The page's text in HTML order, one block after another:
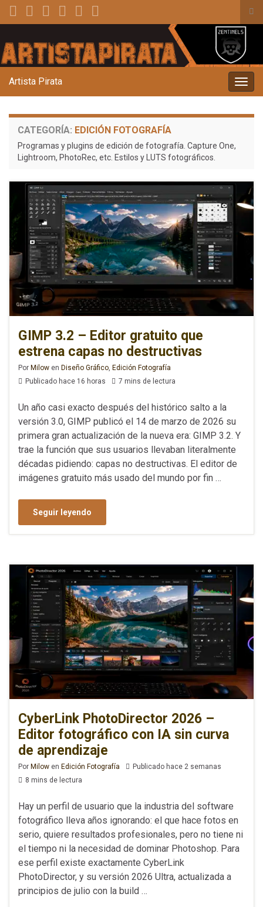
el
la
Artista Pirata
CATEGORÍA: EDICIÓN FOTOGRAFÍA
Programas y plugins de edición de fotografía. Capture One,
Lightroom, PhotoRec, etc. Estilos y LUTS fotográficos.
GIMP 3.2 – Editor gratuito que
estrena capas no destructivas
Por Milow en Diseño Gráfico, Edición Fotografía
Publicado hace 16 horas
7 mins de lectura
Un año casi exacto después del histórico salto a la
versión 3.0, GIMP publicó el 14 de marzo de 2026 su
primera gran actualización de la nueva era: GIMP 3.2. Y
trae la función que sus usuarios llevaban literalmente
décadas pidiendo: capas no destructivas. El editor de
imágenes gratuito más usado del mundo por fin …
Seguir leyendo
CyberLink PhotoDirector 2026 –
Editor fotográfico con IA sin curva
de aprendizaje
Por Milow en Edición Fotografía
Publicado hace 2 semanas
8 mins de lectura
Hay un perfil de usuario que la industria del software
fotográfico lleva años ignorando: el que hace fotos en
serio, quiere resultados profesionales, pero no tiene ni
el tiempo ni la necesidad de dominar Photoshop. Para
ese perfil existe exactamente CyberLink
PhotoDirector, y su versión 2026 Ultra, actualizada a
principios de julio con la build …